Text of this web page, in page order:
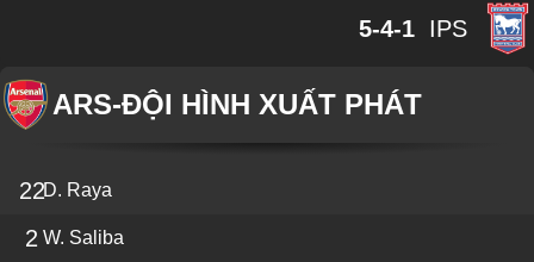
5-4-1 IPS
ARS-ĐỘI HÌNH XUẤT PHÁT
22D. Raya
2 W. Saliba